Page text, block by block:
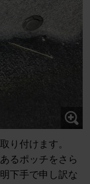
り付けます。
るポッチをさら
下手で申し訳な